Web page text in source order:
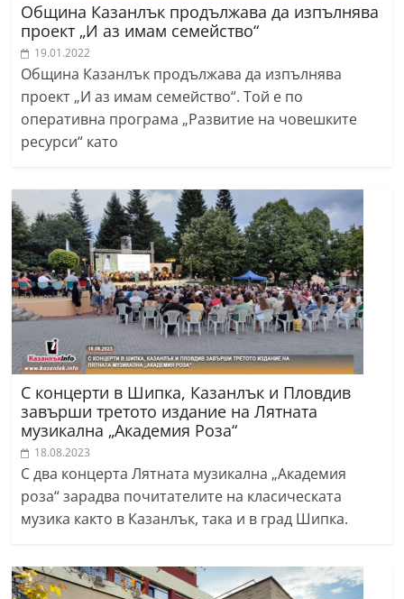
Община Казанлък продължава да изпълнява
проект „И аз имам семейство“
19.01.2022
Община Казанлък продължава да изпълнява
проект „И аз имам семейство“. Той е по
оперативна програма „Развитие на човешките
ресурси“ като
С концерти в Шипка, Казанлък и Пловдив
завърши третото издание на Лятната
музикална „Академия Роза“
18.08.2023
С два концерта Лятната музикална „Академия
роза“ зарадва почитателите на класическата
музика както в Казанлък, така и в град Шипка.